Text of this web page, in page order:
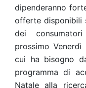
dipenderanno
offerte disponibili
dei
prossimo
cui ha bisogno
programma di
Natale alla